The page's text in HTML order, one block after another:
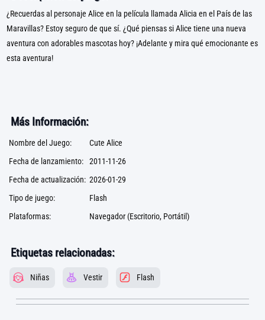
¿Recuerdas al personaje Alice en la película llamada Alicia en el País de las
Maravillas? Estoy seguro de que sí. ¿Qué piensas si Alice tiene una nueva
aventura con adorables mascotas hoy? ¡Adelante y mira qué emocionante es
esta aventura!
Más Información:
Nombre del Juego:
Cute Alice
Fecha de lanzamiento: 2011-11-26
Fecha de actualización: 2026-01-29
Tipo de juego:
Flash
Plataformas:
Navegador (Escritorio, Portátil)
Etiquetas relacionadas:
Niñas Vestir Flash